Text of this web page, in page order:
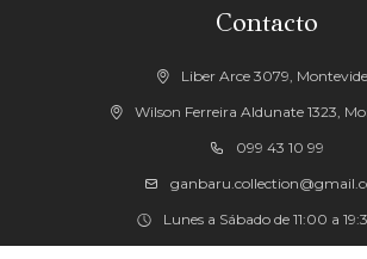
Contacto
Liber Arce 3079,
Wilson Ferreira Aldunate 1323,
099 43 10 99
Lunes a Sábado de 11:00 a